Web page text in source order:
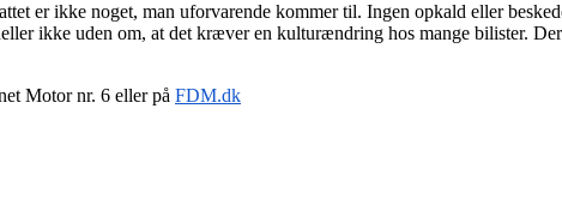
er ikke noget, man uforvarende kommer til. Ingen opkald eller
ikke uden om, at det kræver en kulturændring hos mange bilister.
Motor nr. 6 eller på FDM.dk